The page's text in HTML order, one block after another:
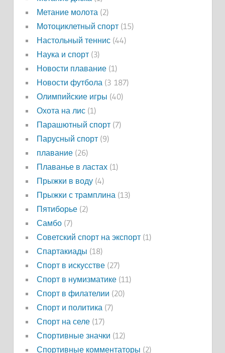
Метание молота(2)
Мотоциклетный спорт(15)
Настольный теннис(44)
Наука и спорт(3)
Новости плавание(1)
Новости футбола(3 187)
Олимпийские игры (40)
Охота на лис(1)
Парашютный спорт(7)
Парусный спорт(9)
плавание(26)
Плаванье в ластах(1)
Прыжки в воду(4)
Прыжки с трамплина(13)
Пятиборье(2)
Самбо(7)
Советский спорт на экспорт(1)
Спартакиады (18)
Спорт в искусстве(27)
Спорт в нумизматике(11)
Спорт в филателии (20)
Спорт и политика(7)
Спорт на селе(17)
Спортивные значки (12)
Спортивные комментаторы (2)